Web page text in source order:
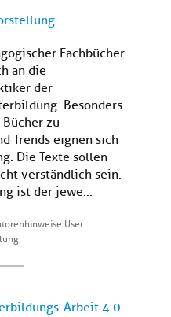
Fachbücher
an die
der
Besonders
zu
Trends eignen sich
Die Texte sollen
verständlich sein.
ist der jewe...
User
Arbeit 4.0